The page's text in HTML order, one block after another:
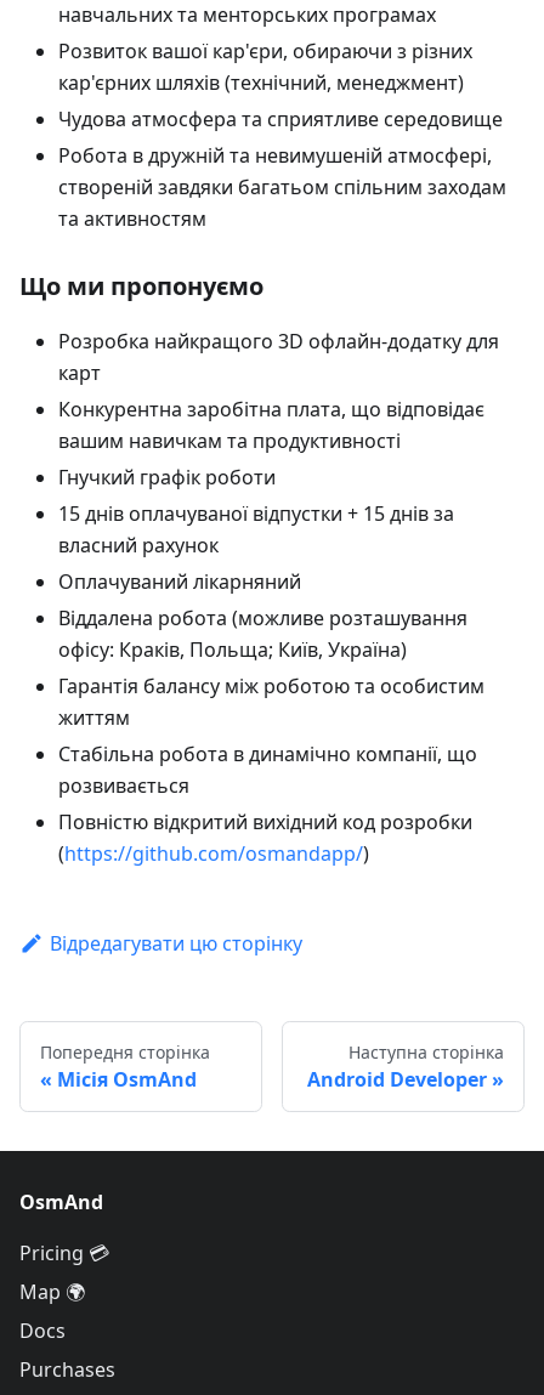
навчальних та менторських програмах
Розвиток вашої кар'єри, обираючи з різних
кар'єрних шляхів (технічний, менеджмент)
Чудова атмосфера та сприятливе середовище
Робота в дружній та невимушеній атмосфері,
створеній завдяки багатьом спільним заходам
та активностям
Що ми пропонуємо
Розробка найкращого 3D офлайн-додатку для
карт
Конкурентна заробітна плата, що відповідає
вашим навичкам та продуктивності
Гнучкий графік роботи
15 днів оплачуваної відпустки + 15 днів за
власний рахунок
Оплачуваний лікарняний
Віддалена робота (можливе розташування
офісу: Краків, Польща; Київ, Україна)
Гарантія балансу між роботою та особистим
життям
Стабільна робота в динамічно компанії, що
розвивається
Повністю відкритий вихідний код розробки
(https://github.com/osmandapp/)
Відредагувати цю сторінку
Попередня сторінка
Місія OsmAnd
Наступна сторінка
Android Developer
OsmAnd
Pricing 💳
Map 🌍
Docs
Purchases